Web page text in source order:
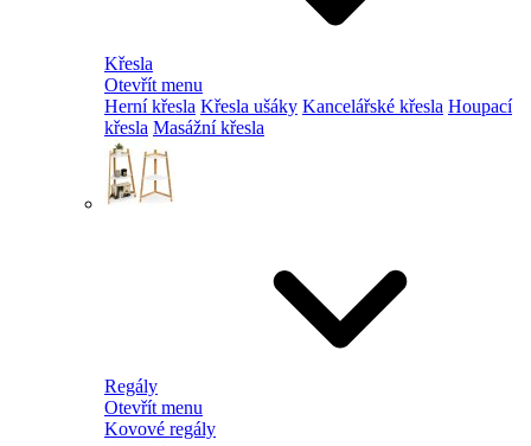
Křesla
Otevřít menu
Herní křesla Křesla ušáky Kancelářské křesla Houpací
křesla Masážní křesla
Regály
Otevřít menu
Kovové regály